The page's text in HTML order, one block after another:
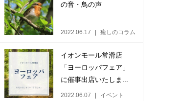
の音・鳥の声
2022.06.17 癒しのコラム
イオンモール常滑店
「ヨーロッパフェア」
に催事出店いたしま...
2022.06.07 イベント